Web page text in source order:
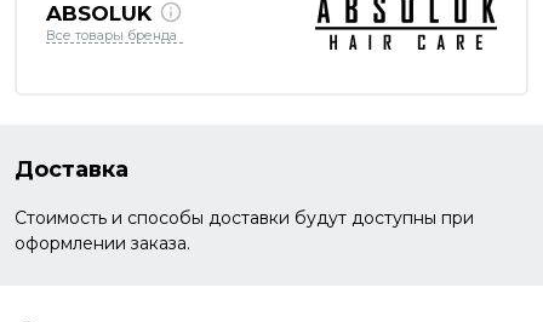
ABSOLUK
Все товары бренда
Доставка
Стоимость и способы доставки будут доступны при
оформлении заказа.